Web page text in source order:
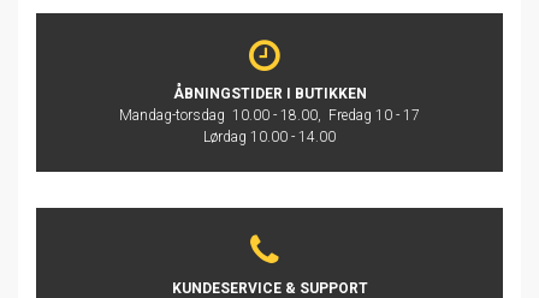
ÅBNINGSTIDER I BUTIKKEN
Mandag-torsdag 10.00 - 18.00, Fredag 10 - 17
Lørdag 10.00 - 14.00
KUNDESERVICE & SUPPORT